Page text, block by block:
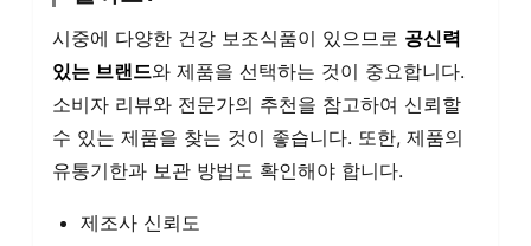
시중에 다양한 건강 보조식품이 있으므로 공신력
있는 브랜드와 제품을 선택하는 것이 중요합니다.
소비자 리뷰와 전문가의 추천을 참고하여 신뢰할
수 있는 제품을 찾는 것이 좋습니다. 또한, 제품의
유통기한과 보관 방법도 확인해야 합니다.
제조사 신뢰도